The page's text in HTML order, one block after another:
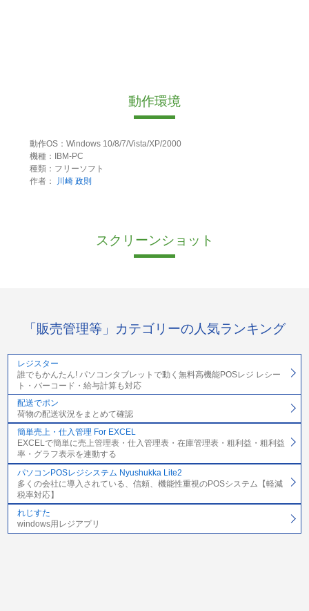
動作環境
動作OS：Windows 10/8/7/Vista/XP/2000
機種：IBM-PC
種類：フリーソフト
作者：
川崎 政則
スクリーンショット
「販売管理等」カテゴリーの人気ランキング
レジスター
誰でもかんたん! パソコンタブレットで動く無料高機能POSレジ レシー
ト・バーコード・給与計算も対応
配送でポン
荷物の配送状況をまとめて確認
簡単売上・仕入管理 For EXCEL
EXCELで簡単に売上管理表・仕入管理表・在庫管理表・粗利益・粗利益
率・グラフ表示を連動する
パソコンPOSレジシステム Nyushukka Lite2
多くの会社に導入されている、信頼、機能性重視のPOSシステム【軽減
税率対応】
れじすた
windows用レジアプリ